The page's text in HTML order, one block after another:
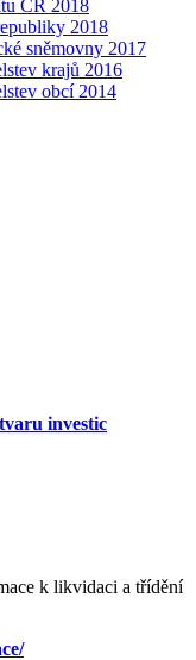
ČR 2018
2018
sněmovny 2017
krajů 2016
obcí 2014
investic
k likvidaci a třídění